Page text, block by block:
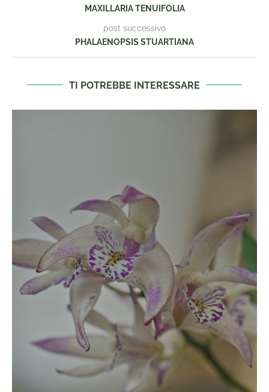
MAXILLARIA TENUIFOLIA
post successivo
PHALAENOPSIS STUARTIANA
TI POTREBBE INTERESSARE